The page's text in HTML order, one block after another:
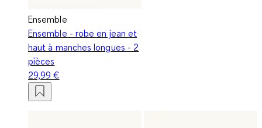
Ensemble
Ensemble - robe en jean et
haut à manches longues - 2
pièces
29,99 €